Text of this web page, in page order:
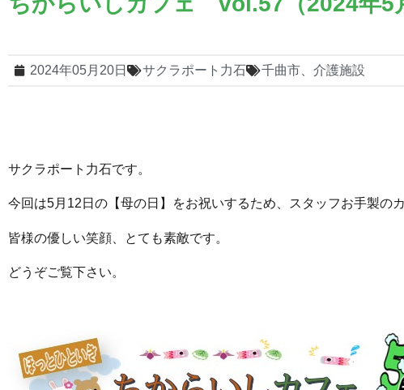
2024年05月20日 サクラポート力石 千曲市、介護施設
サクラポート力石です。
今回は5月12日の【母の日】をお祝いするため、スタッフお手製の
皆様の優しい笑顔、とても素敵です。
どうぞご覧下さい。